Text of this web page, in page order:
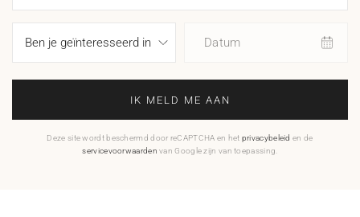
Datum
IK MELD ME AAN
Deze site wordt beschermd door reCAPTCHA en het privacybeleid en de
servicevoorwaarden van Google zijn van toepassing.